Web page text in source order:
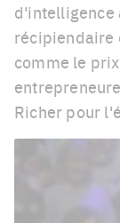
d'intelligence
récipiendaire
comme le
Richer pour